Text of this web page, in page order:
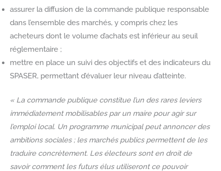
assurer la diffusion de la commande publique responsable
dans l’ensemble des marchés, y compris chez les
acheteurs dont le volume d’achats est inférieur au seuil
réglementaire ;
mettre en place un suivi des objectifs et des indicateurs du
SPASER, permettant d’évaluer leur niveau d’atteinte.
« La commande publique constitue l’un des rares leviers
immédiatement mobilisables par un maire pour agir sur
l’emploi local. Un programme municipal peut annoncer des
ambitions sociales ; les marchés publics permettent de les
traduire concrètement. Les électeurs sont en droit de
savoir comment les futurs élus utiliseront ce pouvoir